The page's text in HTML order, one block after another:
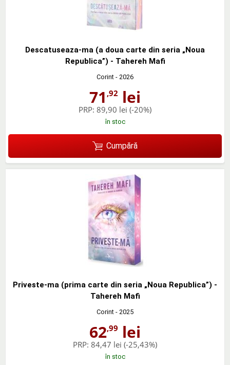
Descatuseaza-ma (a doua carte din seria „Noua
Republica”) - Tahereh Mafi
Corint - 2026
71 ,92 lei
PRP: 89,90 lei (-20%)
în stoc
Cumpără
Priveste-ma (prima carte din seria „Noua Republica”) -
Tahereh Mafi
Corint - 2025
62,99 lei
PRP: 84,47 lei (-25,43%)
în stoc